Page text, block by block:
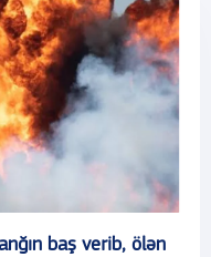
baş verib, ölən